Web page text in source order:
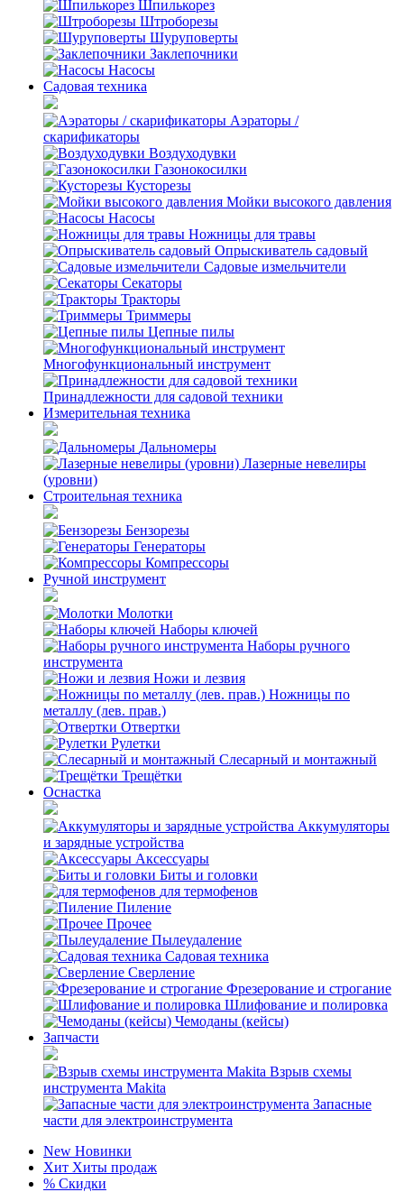
Шпилькорез
Штроборезы
Шуруповерты
Заклепочники
Насосы
Садовая техника
Аэраторы /
скарификаторы
Воздуходувки
Газонокосилки
Кусторезы
Мойки высокого давления
Насосы
Ножницы для травы
Опрыскиватель садовый
Садовые измельчители
Секаторы
Тракторы
Триммеры
Цепные пилы
Многофункциональный инструмент
Принадлежности для садовой техники
Измерительная техника
Дальномеры
Лазерные невелиры
(уровни)
Строительная техника
Бензорезы
Генераторы
Компрессоры
Ручной инструмент
Молотки
Наборы ключей
Наборы ручного
инструмента
Ножи и лезвия
Ножницы по
металлу (лев. прав.)
Отвертки
Рулетки
Слесарный и монтажный
Трещётки
Оснастка
Аккумуляторы
и зарядные устройства
Аксессуары
Биты и головки
для термофенов
Пиление
Прочее
Пылеудаление
Садовая техника
Сверление
Фрезерование и строгание
Шлифование и полировка
Чемоданы (кейсы)
Запчасти
Взрыв схемы
инструмента Makita
Запасные
части для электроинструмента
New Новинки
Хит Хиты продаж
% Скидки